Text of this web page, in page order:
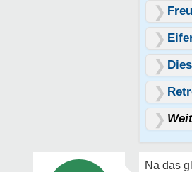
Na das